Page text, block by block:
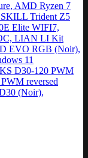
AMD Ryzen 7
Trident Z5
Elite WIFI7,
LIAN LI Kit
EVO RGB (Noir),
11
D30-120 PWM
reversed
(Noir),